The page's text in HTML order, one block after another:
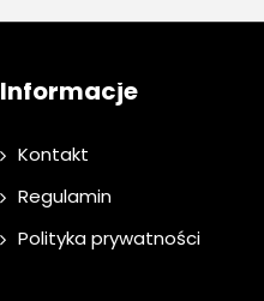
Informacje
Kontakt
Regulamin
Polityka prywatności